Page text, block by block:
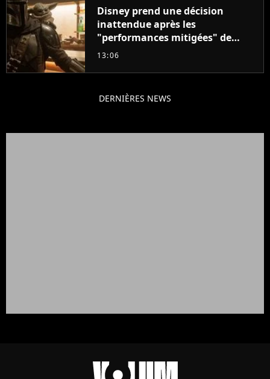
Disney prend une décision
inattendue après les
"performances mitigées" de
Vaiana et The Mandalorian &
13:06
DERNIÈRES NEWS